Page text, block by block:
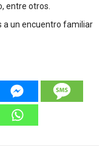
entre otros.
a un encuentro familiar